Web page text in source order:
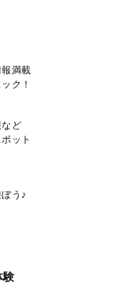
満載
ク！
ど
ット
う♪
験